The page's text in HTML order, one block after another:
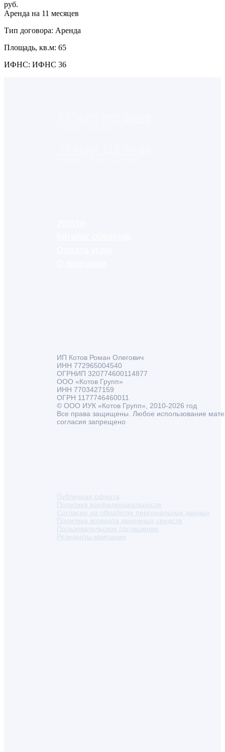
руб.
Аренда на 11 месяцев
Тип договора: Аренда
Площадь, кв.м: 65
ИФНС: ИФНС 36
ИП Котов Роман Олегович
ИНН 772965004540
ОГРНИП 320774600114877
ООО «Котов Групп»
ИНН 7703427159
ОГРН 1177746460011
© ООО ИУК «Котов Групп», 2010-2026 год
Все права защищены. Любое использование
согласия запрещено
Публичная оферта
Политика конфиденциальности
Согласие на обработку персональных данных
Политика возврата денежных средств
Пользовательское соглашение
Резиденты компании